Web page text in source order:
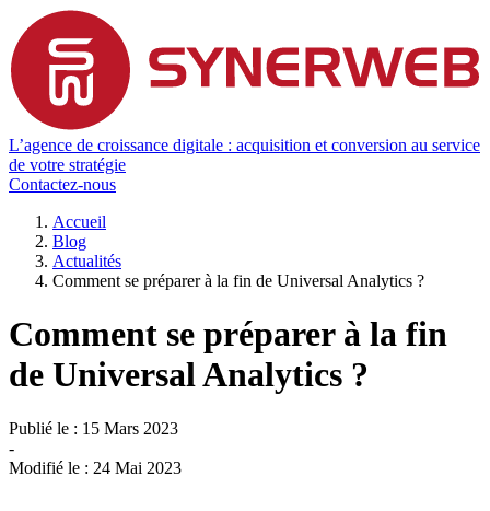
L’agence de croissance digitale : acquisition et conversion au service
de votre stratégie
Contactez-nous
Accueil
Blog
Actualités
Comment se préparer à la fin de Universal Analytics ?
Comment se préparer à la fin
de Universal Analytics ?
Publié le : 15 Mars 2023
-
Modifié le : 24 Mai 2023